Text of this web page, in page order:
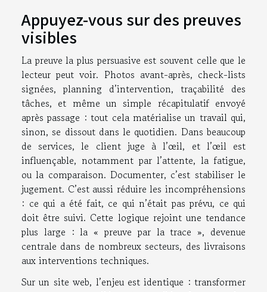
Appuyez-vous sur des preuves
visibles
La preuve la plus persuasive est souvent celle que le
lecteur peut voir. Photos avant-après, check-lists
signées, planning d’intervention, traçabilité des
tâches, et même un simple récapitulatif envoyé
après passage : tout cela matérialise un travail qui,
sinon, se dissout dans le quotidien. Dans beaucoup
de services, le client juge à l’œil, et l’œil est
influençable, notamment par l’attente, la fatigue,
ou la comparaison. Documenter, c’est stabiliser le
jugement. C’est aussi réduire les incompréhensions
: ce qui a été fait, ce qui n’était pas prévu, ce qui
doit être suivi. Cette logique rejoint une tendance
plus large : la « preuve par la trace », devenue
centrale dans de nombreux secteurs, des livraisons
aux interventions techniques.
Sur un site web, l’enjeu est identique : transformer